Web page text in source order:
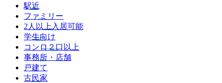
駅近
ファミリー
2人以上入居可能
学生向け
コンロ２口以上
事務所・店舗
戸建て
古民家